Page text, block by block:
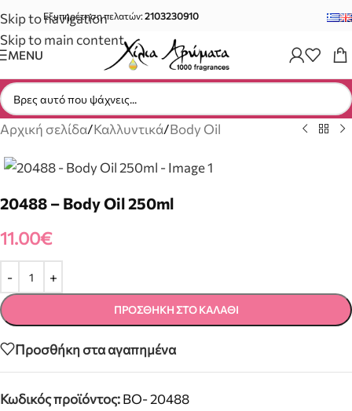
Skip to navigation
Skip to main content
Εξυπηρέτηση πελατών:2103230910
MENU
Αρχική σελίδα/Καλλυντικά/Body Oil
20488 – Body Oil 250ml
11.00€
ΠΡΟΣΘΉΚΗ ΣΤΟ ΚΑΛΆΘΙ
Προσθήκη στα αγαπημένα
Κωδικός προϊόντος:BO- 20488